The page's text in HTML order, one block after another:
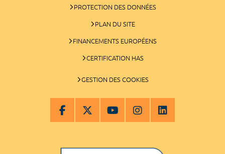
PROTECTION DES DONNÉES
PLAN DU SITE
FINANCEMENTS EUROPÉENS
CERTIFICATION HAS
GESTION DES COOKIES